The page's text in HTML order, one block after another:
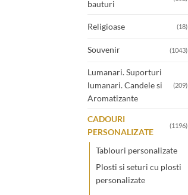
bauturi
Religioase (18)
Souvenir (1043)
Lumanari. Suporturi
lumanari. Candele si
Aromatizante
(209)
CADOURI
PERSONALIZATE
(1196)
Tablouri personalizate
Plosti si seturi cu plosti
personalizate